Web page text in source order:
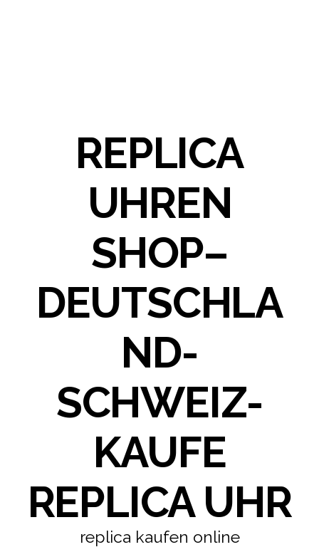
REPLICA
UHREN
SHOP–
DEUTSCHLA
ND-
SCHWEIZ-
KAUFE
REPLICA UHR
replica kaufen online